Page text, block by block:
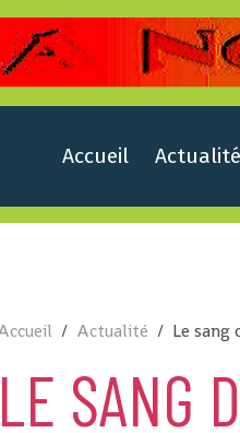
Accueil
Actualité Le sang
LE SANG